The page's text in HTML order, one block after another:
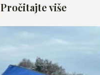
Pročitajte više